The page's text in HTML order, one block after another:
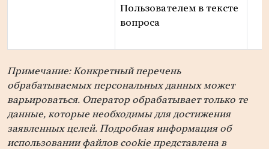
Пользователем в тексте
вопроса
Примечание: Конкретный перечень
обрабатываемых персональных данных может
варьироваться. Оператор обрабатывает только те
данные, которые необходимы для достижения
заявленных целей. Подробная информация об
использовании файлов cookie представлена в